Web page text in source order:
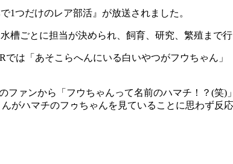
1つだけのレア部活』が放送されました。
槽ごとに担当が決められ、飼育、研究、繁殖まで行
は「あそこらへんにいる白いやつがフウちゃん」
ァンから「フウちゃんって名前のハマチ！？(笑)
ハマチのフゥちゃんを見ていることに思わず反